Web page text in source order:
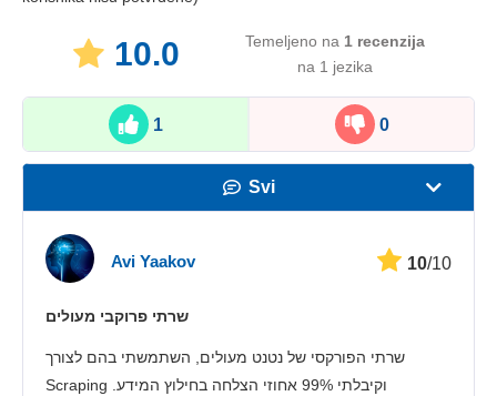
10.0 Temeljeno na 1 recenzija
na 1 jezika
1 0
Svi
Korisnička služba
Avi Yaakov 10/10
שרתי פרוקבי מעולים
שרתי הפורקסי של נטנט מעולים, השתמשתי בהם לצורך
Scraping וקיבלתי 99% אחוזי הצלחה בחילוץ המידע.